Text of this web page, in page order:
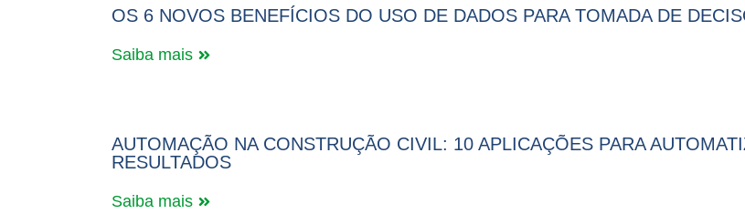
OS 6 NOVOS BENEFÍCIOS DO USO DE DADOS PARA TOMADA DE
Saiba mais
AUTOMAÇÃO NA CONSTRUÇÃO CIVIL: 10 APLICAÇÕES PARA
RESULTADOS
Saiba mais